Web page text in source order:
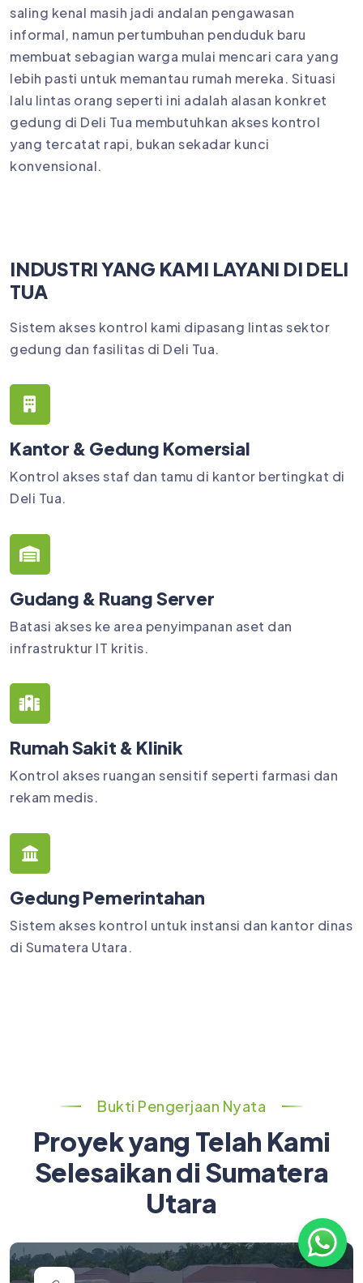
saling kenal masih jadi andalan pengawasan
informal, namun pertumbuhan penduduk baru
membuat sebagian warga mulai mencari cara yang
lebih pasti untuk memantau rumah mereka. Situasi
lalu lintas orang seperti ini adalah alasan konkret
gedung di Deli Tua membutuhkan akses kontrol
yang tercatat rapi, bukan sekadar kunci
konvensional.
INDUSTRI YANG KAMI LAYANI DI DELI
TUA
Sistem akses kontrol kami dipasang lintas sektor
gedung dan fasilitas di Deli Tua.
Kantor & Gedung Komersial
Kontrol akses staf dan tamu di kantor bertingkat di
Deli Tua.
Gudang & Ruang Server
Batasi akses ke area penyimpanan aset dan
infrastruktur IT kritis.
Rumah Sakit & Klinik
Kontrol akses ruangan sensitif seperti farmasi dan
rekam medis.
Gedung Pemerintahan
Sistem akses kontrol untuk instansi dan kantor dinas
di Sumatera Utara.
Bukti Pengerjaan Nyata
Proyek yang Telah Kami
Selesaikan di Sumatera
Utara